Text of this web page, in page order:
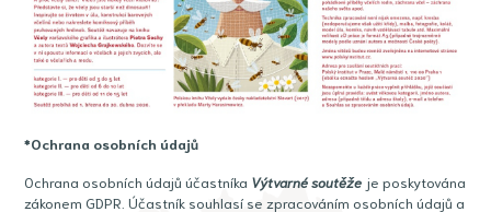
*Ochrana osobních údajů
Ochrana osobních údajů účastníka Výtvarné soutěže je poskytována
zákonem GDPR. Účastník souhlasí se zpracováním osobních údajů a